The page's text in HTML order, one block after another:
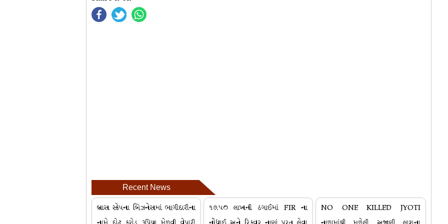
Recent News
બ્રાસ સ્ક્રેપના બિઝનેસમાં ભાગીદારીના
૧૭.૫૦ લાખની ઠગાઈમાં FIR ના
NO ONE KILLED JYOTI